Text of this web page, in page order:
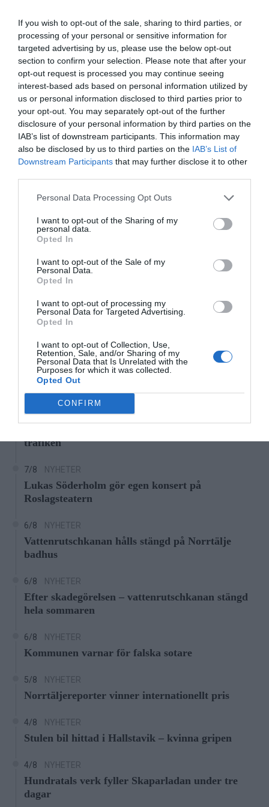
If you wish to opt-out of the sale, sharing to third parties, or
processing of your personal or sensitive information for
targeted advertising by us, please use the below opt-out
section to confirm your selection. Please note that after your
opt-out request is processed you may continue seeing
interest-based ads based on personal information utilized by
us or personal information disclosed to third parties prior to
your opt-out. You may separately opt-out of the further
disclosure of your personal information by third parties on the
IAB’s list of downstream participants. This information may
also be disclosed by us to third parties on the IAB’s List of
Downstream Participants that may further disclose it to other
Personal Data Processing Opt Outs
I want to opt-out of the Sharing of my
personal data.
Opted In
I want to opt-out of the Sale of my
Personal Data.
Opted In
I want to opt-out of processing my
Personal Data for Targeted Advertising.
Opted In
I want to opt-out of Collection, Use,
Retention, Sale, and/or Sharing of my
Personal Data that Is Unrelated with the
Purposes for which it was collected.
Opted Out
CONFIRM
25/3 NYA BOLAG
Nytt fastighetsförvaltningsbolag registerat i
Norrtälje
25/3 NYA BOLAG
Trålen 24 AB registrerat
18/3 NYA BOLAG
NordHem Måleri AB registrerat – måleriföretag i
Norrtälje
Lokalt väder
26°C
21:00
26°C
22:00
26°C
23:00 00:00 02:00
25°C
Senaste nytt
LEDARE
Bältros kan innebära livslångt lidande för den som
drabbas
7/8 NYHETER
trafiken
7/8 NYHETER
Lukas Söderholm gör egen konsert på
Roslagsteatern
6/8 NYHETER
Vattenrutschkanan hålls stängd på Norrtälje
badhus
6/8 NYHETER
Efter skadegörelsen – vattenrutschkanan stängd
hela sommaren
6/8 NYHETER
Kommunen varnar för falska sotare
5/8 NYHETER
Norrtäljereporter vinner internationellt pris
4/8 NYHETER
Stulen bil hittad i Hallstavik – kvinna gripen
4/8 NYHETER
Hundratals verk fyller Skaparladan under tre
dagar